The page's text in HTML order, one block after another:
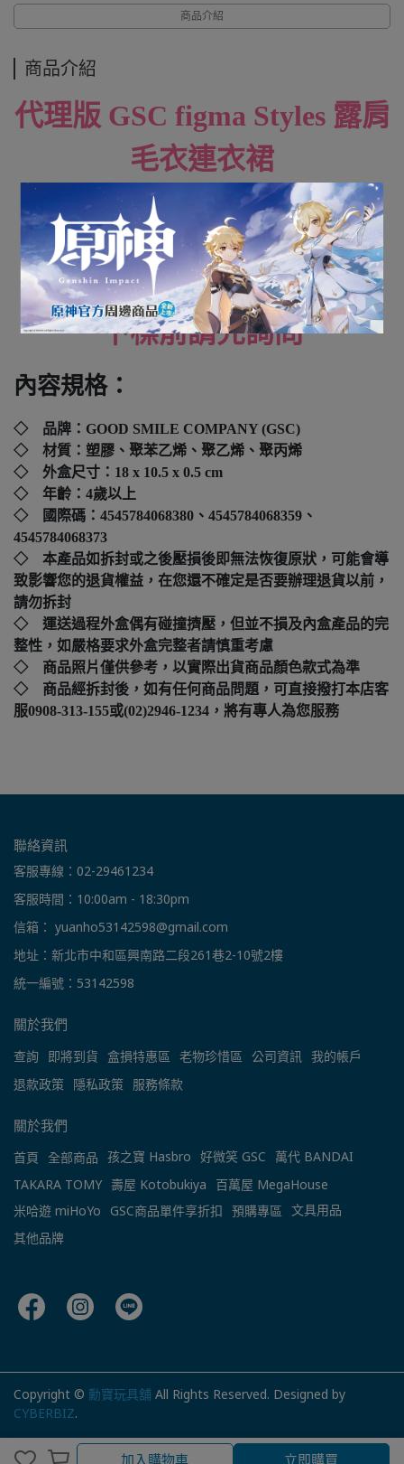
加入購物車
加入購物車 立即購買
商品介紹
商品介紹
代理版 GSC figma Styles 露肩
毛衣連衣裙
(米白色/灰色/粉米色) 單售
全新未拆封
下標前請先詢問
內容規格：
◇ 品牌：GOOD SMILE COMPANY (GSC)
◇ 材質：塑膠、聚苯乙烯、聚乙烯、聚丙烯
◇ 外盒尺寸：18 x 10.5 x 0.5 cm
◇ 年齡：4歲以上
◇ 國際碼： 4545784068380、4545784068359、
4545784068373
◇ 本產品如拆封或之後壓損後即無法恢復原狀，可能會導
致影響您的退貨權益，在您還不確定是否要辦理退貨以前，
請勿拆封
◇ 運送過程外盒偶有碰撞擠壓，但並不損及內盒產品的完
整性，如嚴格要求外盒完整者請慎重考慮
◇ 商品照片僅供參考，以實際出貨商品顏色款式為準
◇ 商品經拆封後，如有任何商品問題，可直接撥打本店客
服0908-313-155或(02)2946-1234，將有專人為您服務
聯絡資訊
客服專線：02-29461234
客服時間：10:00am - 18:30pm
信箱： yuanho53142598@gmail.com
地址：新北市中和區興南路二段261巷2-10號2樓
統一編號：53142598
關於我們
查詢 即將到貨 盒損特惠區 老物珍惜區 公司資訊 我的帳戶
退款政策 隱私政策 服務條款
關於我們
首頁 全部商品 孩之寶 Hasbro 好微笑 GSC
萬代 BANDAI
TAKARA TOMY 壽屋 Kotobukiya
百萬屋 MegaHouse
米哈遊 miHoYo GSC商品單件享折扣 預購專區 文具用品
其他品牌
Copyright © 勳寶玩具舖 All Rights Reserved. Designed by
CYBERBIZ.